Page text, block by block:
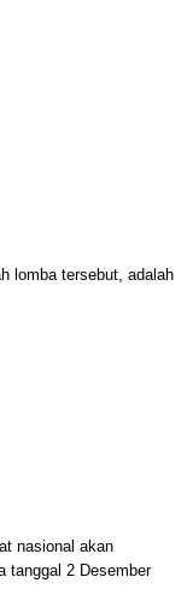
lomba tersebut, adalah
nasional akan
tanggal 2 Desember